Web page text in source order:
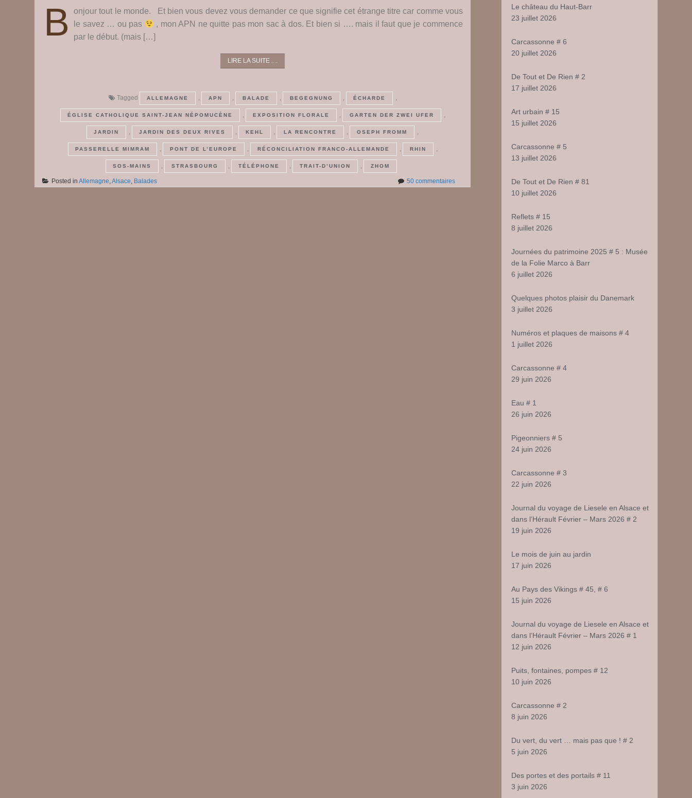
B
onjour tout le monde. Et bien vous devez vous demander ce que signifie cet étrange titre car comme vous
le savez … ou pas
, mon APN ne quitte pas mon sac à dos. Et bien si …. mais il faut que je commence
par le début. (mais […]
LIRE LA SUITE ....
Tagged ALLEMAGNE , APN , BALADE , BEGEGNUNG , ÉCHARDE ,
ÉGLISE CATHOLIQUE SAINT-JEAN NÉPOMUCÈNE , EXPOSITION FLORALE , GARTEN DER ZWEI UFER ,
JARDIN , JARDIN DES DEUX RIVES , KEHL , LA RENCONTRE , OSEPH FROMM ,
PASSERELLE MIMRAM , PONT DE L’EUROPE , RÉCONCILIATION FRANCO-ALLEMANDE , RHIN ,
SOS-MAINS , STRASBOURG , TÉLÉPHONE , TRAIT-D’UNION , ZHOM
Posted inAllemagne,Alsace, Balades 50 commentairessur
Le château du Haut-Barr
23 juillet 2026
Carcassonne # 6
20 juillet 2026
De Tout et De Rien # 2
17 juillet 2026
Art urbain # 15
15 juillet 2026
Carcassonne # 5
13 juillet 2026
De Tout et De Rien # 81
10 juillet 2026
Reflets # 15
8 juillet 2026
Journées du patrimoine 2025 # 5 : Musée
de la Folie Marco à Barr
6 juillet 2026
Quelques photos plaisir du Danemark
3 juillet 2026
Numéros et plaques de maisons # 4
1 juillet 2026
Carcassonne # 4
29 juin 2026
Eau # 1
26 juin 2026
Pigeonniers # 5
24 juin 2026
Carcassonne # 3
22 juin 2026
Journal du voyage de Liesele en Alsace et
dans l’Hérault Février – Mars 2026 # 2
19 juin 2026
Le mois de juin au jardin
17 juin 2026
Au Pays des Vikings # 45, # 6
15 juin 2026
Journal du voyage de Liesele en Alsace et
dans l’Hérault Février – Mars 2026 # 1
12 juin 2026
Puits, fontaines, pompes # 12
10 juin 2026
Carcassonne # 2
8 juin 2026
Du vert, du vert … mais pas que ! # 2
5 juin 2026
Des portes et des portails # 11
3 juin 2026